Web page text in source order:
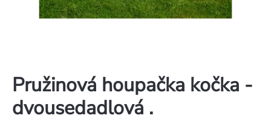
Pružinová houpačka kočka -
dvousedadlová .